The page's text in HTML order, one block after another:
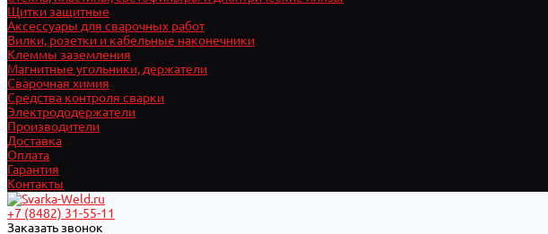
Щитки защитные
Аксессуары для сварочных работ
Вилки, розетки и кабельные наконечники
Клеммы заземления
Магнитные угольники, держатели
Сварочная химия
Средства контроля сварки
Электрододержатели
Производители
Доставка
Оплата
Гарантия
Контакты
+7 (8482) 31-55-11
Заказать звонок